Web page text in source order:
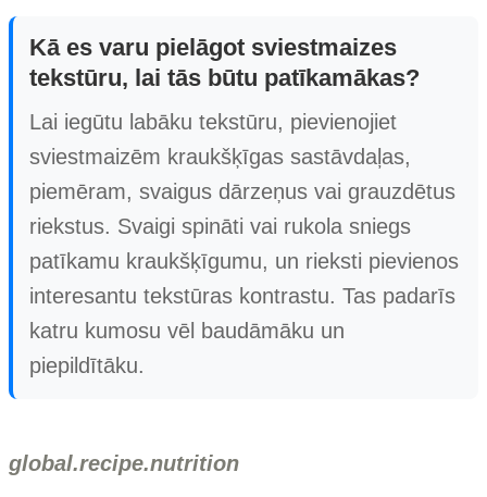
Kā es varu pielāgot sviestmaizes
tekstūru, lai tās būtu patīkamākas?
Lai iegūtu labāku tekstūru, pievienojiet
sviestmaizēm kraukšķīgas sastāvdaļas,
piemēram, svaigus dārzeņus vai grauzdētus
riekstus. Svaigi spināti vai rukola sniegs
patīkamu kraukšķīgumu, un rieksti pievienos
interesantu tekstūras kontrastu. Tas padarīs
katru kumosu vēl baudāmāku un
piepildītāku.
global.recipe.nutrition